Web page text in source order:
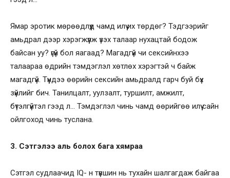
Ямар эротик мөрөөдлүүд чамд илүү их төрдөг? Тэдгээрийг
амьдрал дээр хэрэгжүүлж үзэх талаар нухацтай бодож
байсан уу? үгүй бол яагаад? Магадгүй чи сексийнхээ
талаараа өдрийн тэмдэглэл хөтлөх хэрэгтэй ч байж
магадгүй. Түүндээ өөрийн сексийн амьдралд гарч буй бүх
зүйлийг бич. Танилцалт, уулзалт, туршилт, амжилт,
бүтэлгүйтэл гээд л… Тэмдэглэл чинь чамд өөрийгөө илүү сайн
ойлгоход чинь туслана.
3. Сэтгэлээ аль болох бага хямраа
Сэтгэл судлаачид IQ- н түвшин нь тухайн шалгагдаж байгаа